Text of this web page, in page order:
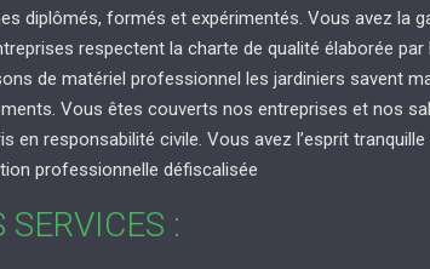
diplômés, formés et expérimentés. Vous avez la
respectent la charte de qualité élaborée
de matériel professionnel les jardiniers savent
Vous êtes couverts nos entreprises et nos
en responsabilité civile. Vous avez l’esprit tranquille
professionnelle défiscalisée
SERVICES :